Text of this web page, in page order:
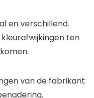
en verschillend.
ten
van de fabrikant